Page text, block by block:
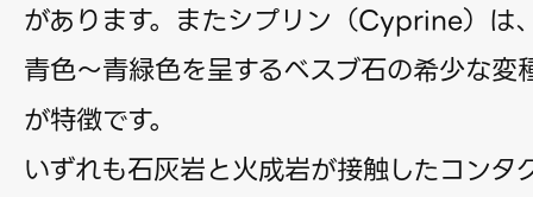
があります。またシプリン（Cyprine）は
青色〜青緑色を呈するベスブ石の希少な変
が特徴です。
いずれも石灰岩と火成岩が接触したコンタ